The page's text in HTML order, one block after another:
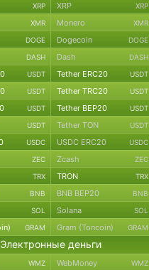
XRP XRP XRP
XMR Monero XMR
DOGE Dogecoin DOGE
DASH Dash DASH
USDT Tether ERC20 USDT
USDT Tether TRC20 USDT
USDT Tether BEP20 USDT
USDT Tether TON USDT
USDC USDC ERC20 USDC
ZEC Zcash ZEC
TRX TRON TRX
BNB BNB BEP20 BNB
SOL Solana SOL
GRAM Gram (Toncoin) GRAM
Электронные деньги
WMZ WebMoney WMZ